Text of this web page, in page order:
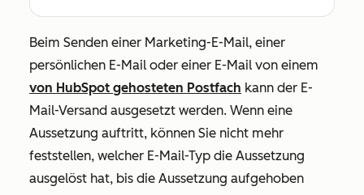
Beim Senden einer Marketing-E-Mail, einer
persönlichen E-Mail oder einer E-Mail von einem
von HubSpot gehosteten Postfach kann der E-
Mail-Versand ausgesetzt werden. Wenn eine
Aussetzung auftritt, können Sie nicht mehr
feststellen, welcher E-Mail-Typ die Aussetzung
ausgelöst hat, bis die Aussetzung aufgehoben